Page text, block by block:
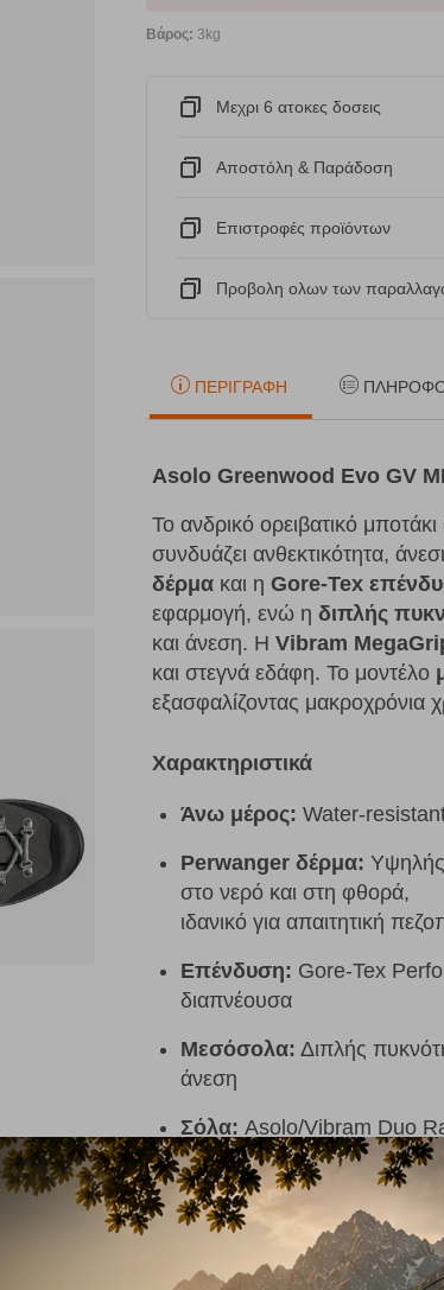
Βάρος: 3kg
Μεχρι 6 ατοκες δοσεις
Αποστόλη & Παράδοση
Eπιστροφές προϊόντων
Προβολη ολων των
ΠΕΡΙΓΡΑΦΉ
Asolo Greenwood Evo GV
Το ανδρικό ορειβατικό μποτάκι
συνδυάζει ανθεκτικότητα,
δέρμα και ηGore-Tex
εφαρμογή, ενώ ηδιπλής
και άνεση. ΗVibram
και στεγνά εδάφη. Το μοντέλο
εξασφαλίζοντας μακροχρόνια
Χαρακτηριστικά
Άνω μέρος: Water-
Perwanger δέρμα: Υψηλής
στο νερό και στη φθορά,
ιδανικό για απαιτητική
Επένδυση: Gore-Tex
διαπνέουσα
Μεσόσολα: Διπλής
άνεση
Σόλα: Asolo/Vibram Duo
κορυφαία πρόσφυση
Καπάκι δακτύλου:
Σύστημα κορδονιών: